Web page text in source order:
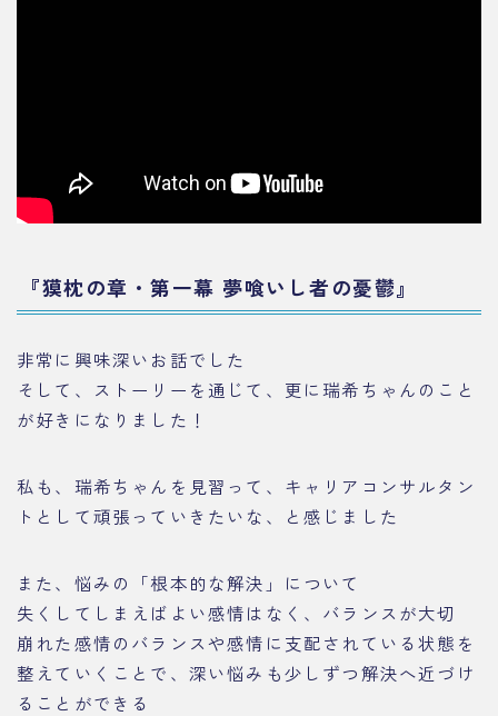
『獏枕の章・第一幕 夢喰いし者の憂鬱』
非常に興味深いお話でした
そして、ストーリーを通じて、更に瑞希ちゃんのこと
が好きになりました！
私も、瑞希ちゃんを見習って、キャリアコンサルタン
トとして頑張っていきたいな、と感じました
また、悩みの「根本的な解決」について
失くしてしまえばよい感情はなく、バランスが大切
崩れた感情のバランスや感情に支配されている状態を
整えていくことで、深い悩みも少しずつ解決へ近づけ
ることができる